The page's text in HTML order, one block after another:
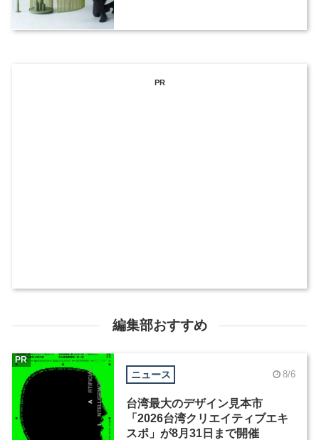
PR
編集部おすすめ
ニュース 8/6
台湾最大のデザイン見本市
「2026台湾クリエイティブエキ
スポ」が8月31日まで開催
PR